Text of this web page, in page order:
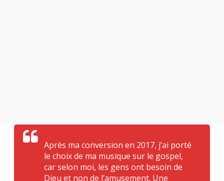
Après ma conversion en 2017, j’ai porté
le choix de ma musique sur le gospel,
car selon moi, les gens ont besoin de
Dieu et non de l’amusement. Une